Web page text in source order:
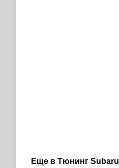
Еще в Тюнинг Subaru